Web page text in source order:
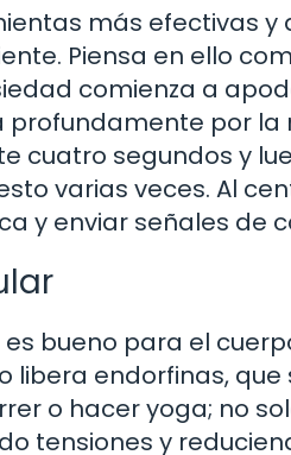
más efectivas
Piensa en ello
comienza a
profundamente por
cuatro segundos y
varias veces. Al
y enviar señales de
es bueno para el
libera endorfinas,
o hacer yoga; no
tensiones y